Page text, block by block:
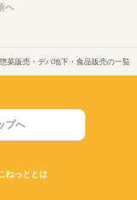
へ
菜販売・デパ地下・食品販売の一覧
プへ
ねっととは